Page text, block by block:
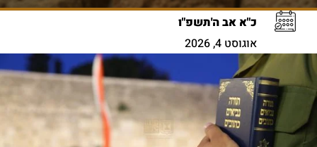
כ"א אב ה'תשפ"ו
אוגוסט 4, 2026